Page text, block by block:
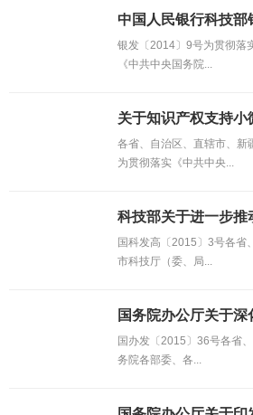
中国人民银行科技部
银发〔2014〕9号为贯彻落
《中共中央国务院...
关于知识产权支持小
各省、自治区、直辖市、新
为贯彻落实《中共中央...
科技部关于进一步推
国科发高〔2015〕3号各省
市科技厅（委、局...
国务院办公厅关于深
国办发〔2015〕36号各省
务院各部委、各...